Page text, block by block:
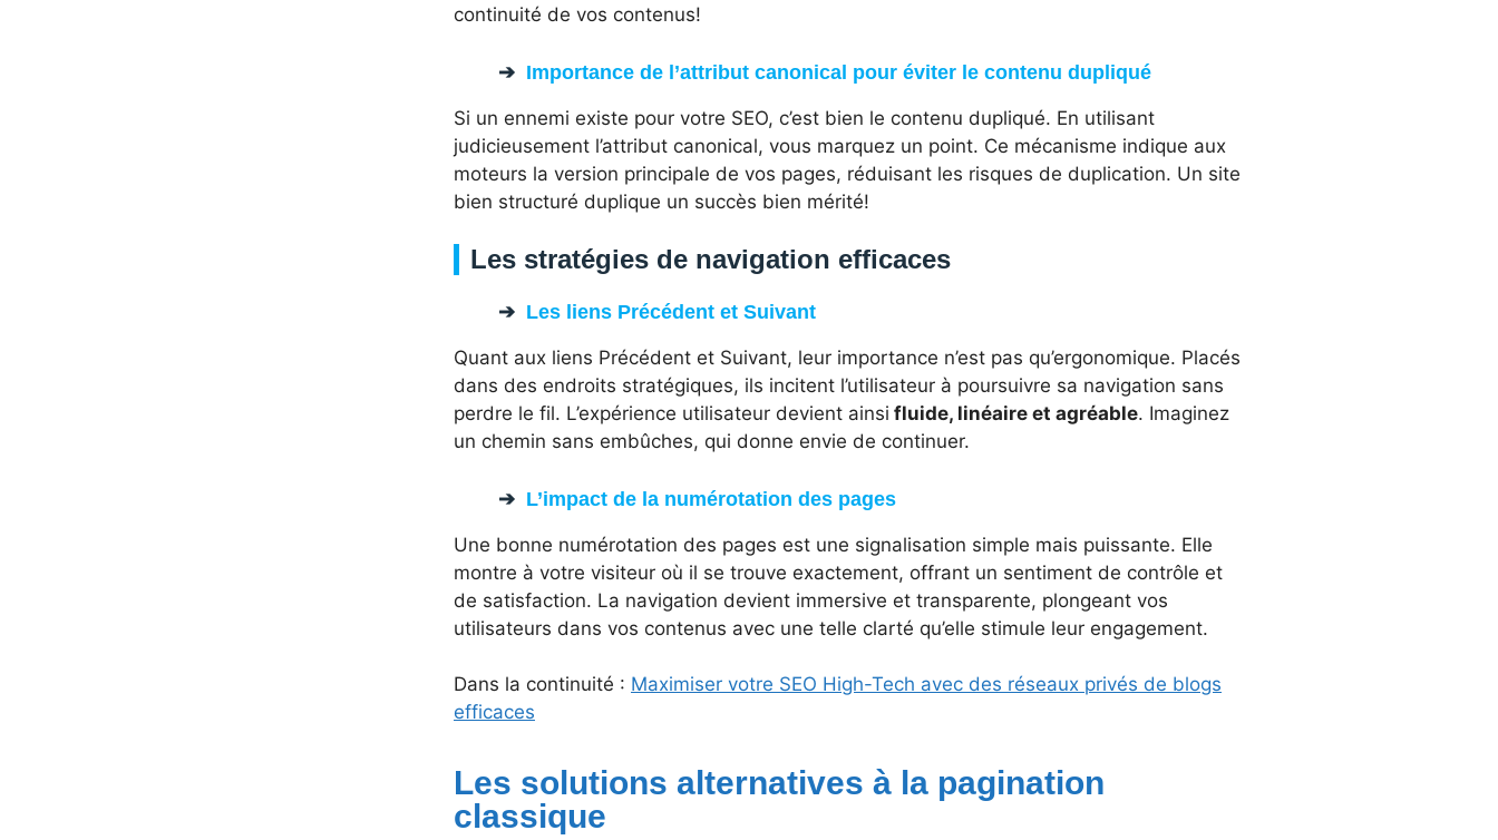
continuité de vos contenus!
Importance de l’attribut canonical pour éviter le contenu dupliqué
Si un ennemi existe pour votre SEO, c’est bien le contenu dupliqué. En utilisant
judicieusement l’attribut canonical, vous marquez un point. Ce mécanisme indique aux
moteurs la version principale de vos pages, réduisant les risques de duplication. Un site
bien structuré duplique un succès bien mérité!
Les stratégies de navigation efficaces
Les liens Précédent et Suivant
Quant aux liens Précédent et Suivant, leur importance n’est pas qu’ergonomique. Placés
dans des endroits stratégiques, ils incitent l’utilisateur à poursuivre sa navigation sans
perdre le fil. L’expérience utilisateur devient ainsi fluide, linéaire et agréable. Imaginez
un chemin sans embûches, qui donne envie de continuer.
L’impact de la numérotation des pages
Une bonne numérotation des pages est une signalisation simple mais puissante. Elle
montre à votre visiteur où il se trouve exactement, offrant un sentiment de contrôle et
de satisfaction. La navigation devient immersive et transparente, plongeant vos
utilisateurs dans vos contenus avec une telle clarté qu’elle stimule leur engagement.
Dans la continuité : Maximiser votre SEO High-Tech avec des réseaux privés de blogs
efficaces
Les solutions alternatives à la pagination
classique